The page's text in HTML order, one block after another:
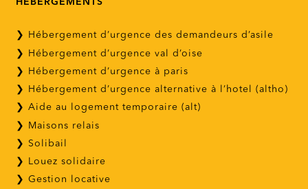
❯ Hébergement d’urgence des demandeurs d’asile
❯ Hébergement d’urgence val d’oise
❯ Hébergement d’urgence à paris
❯ Hébergement d’urgence alternative à l’hotel (altho)
❯ Aide au logement temporaire (alt)
❯ Maisons relais
❯ Solibail
❯ Louez solidaire
❯ Gestion locative